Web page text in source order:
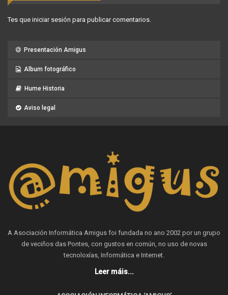
Tes que iniciar sesión para publicar comentarios.
Presentación Amigus
Album fotográfico
Hume Historia
Aviso legal
A Asociación Informática Amigus foi fundada no ano 2002 por un grupo
de veciños das Pontes, con gustos en común, no uso de novas
tecnoloxías, Informática e Internet.
Leer máis...